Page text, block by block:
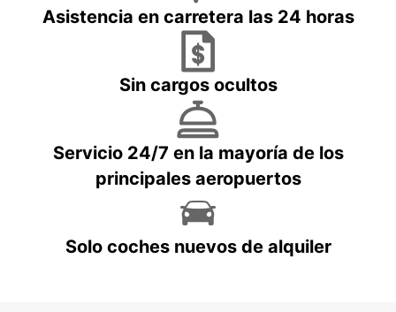
Asistencia en carretera las 24 horas
Sin cargos ocultos
Servicio 24/7 en la mayoría de los
principales aeropuertos
Solo coches nuevos de alquiler